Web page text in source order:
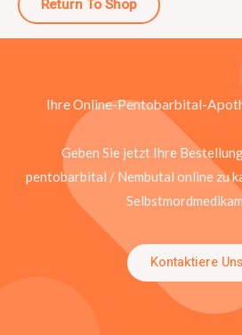
Return To Shop
Ihre Online-Pentobarbital-
Geben Sie jetzt Ihre
pentobarbital / Nembutal online zu
Kontaktiere Uns